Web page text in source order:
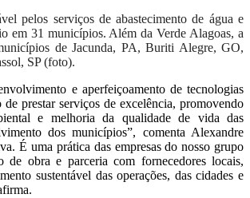
pelos serviços de abastecimento de água e
em 31 municípios. Além da Verde Alagoas, a
de Jacunda, PA, Buriti Alegre, GO,
SP (foto).
e aperfeiçoamento de tecnologias
prestar serviços de excelência, promovendo
e melhoria da qualidade de vida das
dos municípios”, comenta Alexandre
É uma prática das empresas do nosso grupo
de obra e parceria com fornecedores locais,
sustentável das operações, das cidades e